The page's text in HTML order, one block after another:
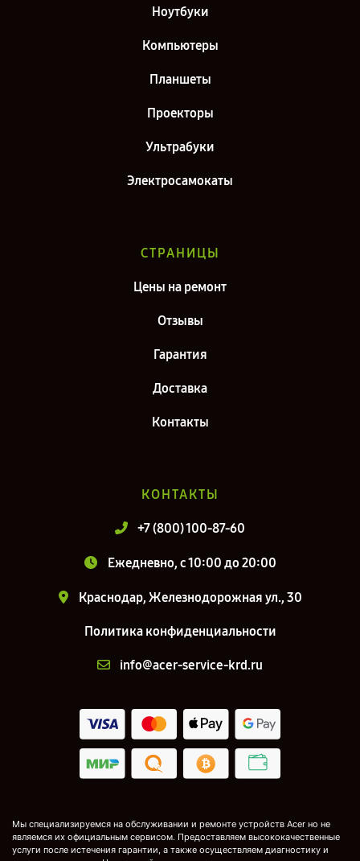
Ноутбуки
Компьютеры
Планшеты
Проекторы
Ультрабуки
Электросамокаты
СТРАНИЦЫ
Цены на ремонт
Отзывы
Гарантия
Доставка
Контакты
КОНТАКТЫ
+7 (800) 100-87-60
Ежедневно, с 10:00 до 20:00
Краснодар, Железнодорожная ул., 30
Политика конфиденциальности
info@acer-service-krd.ru
Мы специализируемся на обслуживании и ремонте устройств Acer но не
являемся их официальным сервисом. Предоставляем высококачественные
услуги после истечения гарантии, а также осуществляем диагностику и